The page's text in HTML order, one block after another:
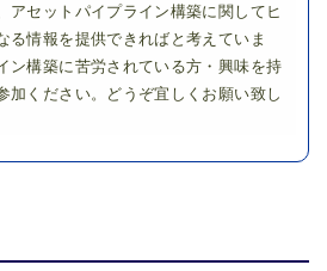
アセットパイプライン構築に関してヒ
る情報を提供できればと考えていま
ン構築に苦労されている方・興味を持
加ください。どうぞ宜しくお願い致し